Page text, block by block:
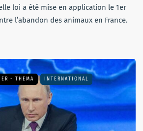
loi a été mise en application le 1er
l’abandon des animaux en France.
- THEMA INTERNATIONAL